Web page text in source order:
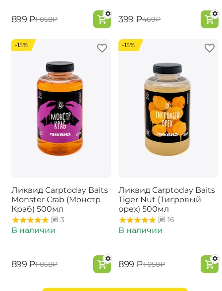
‍899‍ ₽‍1 058‍₽ ‍399‍ ₽‍469‍₽
-15%
Ликвид Carptoday Baits
Monster Crab (Монстр
Краб) 500мл
3
В наличии
‍899‍ ₽‍1 058‍₽
-15%
Ликвид Carptoday Baits
Tiger Nut (Тигровый
орех) 500мл
16
В наличии
‍899‍ ₽‍1 058‍₽